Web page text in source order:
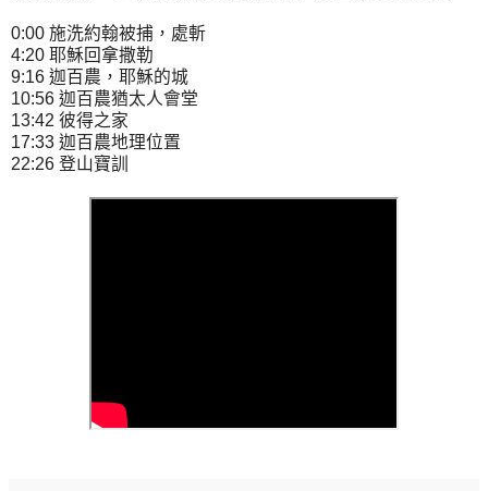
0:00 施洗約翰被捕，處斬
4:20 耶穌回拿撒勒
9:16 迦百農，耶穌的城
10:56 迦百農猶太人會堂
13:42 彼得之家
17:33 迦百農地理位置
22:26 登山寶訓